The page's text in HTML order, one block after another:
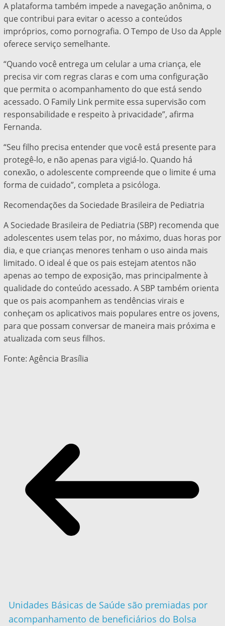
A plataforma também impede a navegação anônima, o
que contribui para evitar o acesso a conteúdos
impróprios, como pornografia. O Tempo de Uso da Apple
oferece serviço semelhante.
“Quando você entrega um celular a uma criança, ele
precisa vir com regras claras e com uma configuração
que permita o acompanhamento do que está sendo
acessado. O Family Link permite essa supervisão com
responsabilidade e respeito à privacidade”, afirma
Fernanda.
“Seu filho precisa entender que você está presente para
protegê-lo, e não apenas para vigiá-lo. Quando há
conexão, o adolescente compreende que o limite é uma
forma de cuidado”, completa a psicóloga.
Recomendações da Sociedade Brasileira de Pediatria
A Sociedade Brasileira de Pediatria (SBP) recomenda que
adolescentes usem telas por, no máximo, duas horas por
dia, e que crianças menores tenham o uso ainda mais
limitado. O ideal é que os pais estejam atentos não
apenas ao tempo de exposição, mas principalmente à
qualidade do conteúdo acessado. A SBP também orienta
que os pais acompanhem as tendências virais e
conheçam os aplicativos mais populares entre os jovens,
para que possam conversar de maneira mais próxima e
atualizada com seus filhos.
Fonte: Agência Brasília
Unidades Básicas de Saúde são premiadas por
acompanhamento de beneficiários do Bolsa